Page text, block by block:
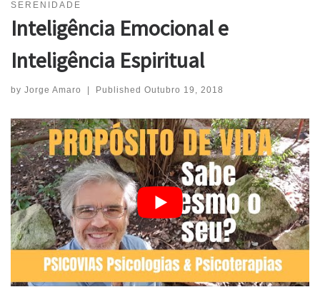
SERENIDADE
Inteligência Emocional e
Inteligência Espiritual
by Jorge Amaro | Published Outubro 19, 2018